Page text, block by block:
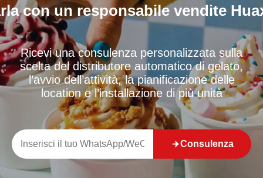
con un responsabile vendite
Ricevi una consulenza personalizzata sulla
scelta del distributore automatico di gelato,
l’avvio dell’attività, la pianificazione delle
location e l’installazione di più unità
Consulenza